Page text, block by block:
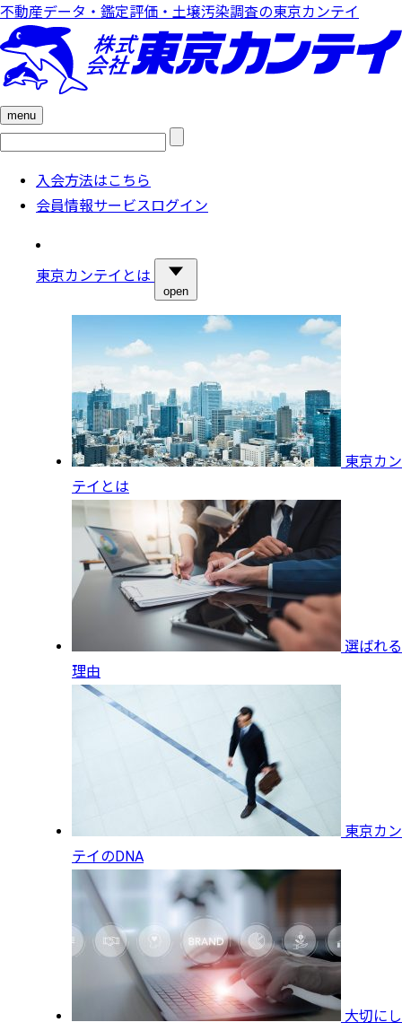
不動産データ・鑑定評価・土壌汚染調査の東京カンテイ
menu
検
入会方法はこちら
会員情報サービスログイン
東京カンテイとは
open
東京カン
テイとは
選ばれる
理由
東京カン
テイのDNA
大切にし